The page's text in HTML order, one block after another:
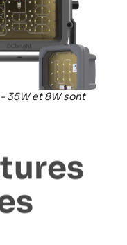
35W et 8W sont